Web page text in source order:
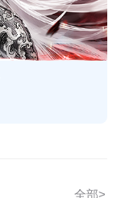
全部>